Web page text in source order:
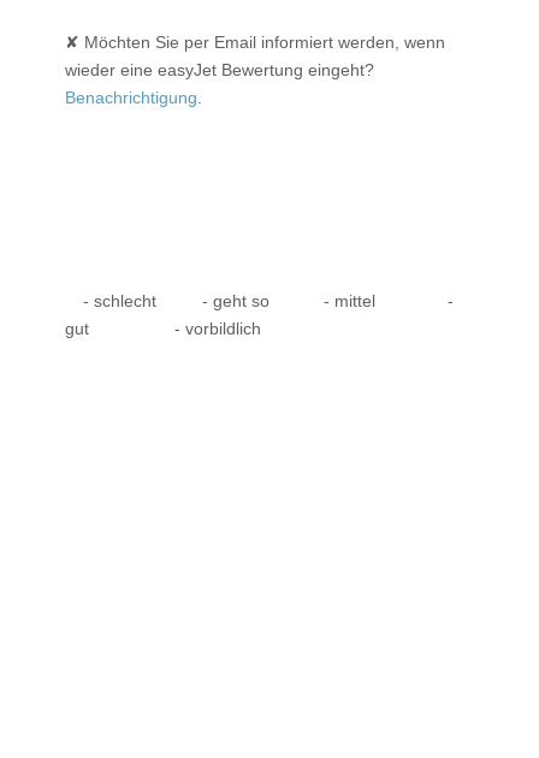
✘ Möchten Sie per Email informiert werden, wenn
wieder eine easyJet Bewertung eingeht?
Benachrichtigung
- schlecht - geht so - mittel
-
gut
- vorbildlich